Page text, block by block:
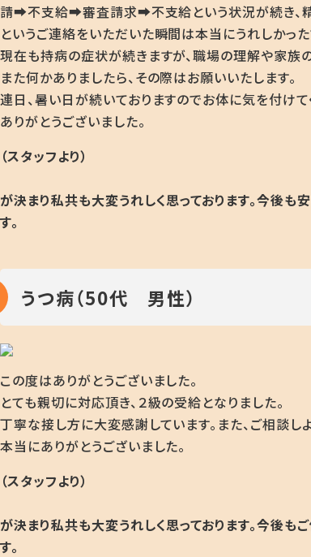
請➡不支給➡審査請求➡不支給という状況が続き、精
というご連絡をいただいた瞬間は本当にうれしかったで
現在も持病の症状が続きますが、職場の理解や家族
また何かありましたら、その際はお願いいたします。
連日、暑い日が続いておりますのでお体に気を付けて
ありがとうございました。
（スタッフより）
が決まり私共も大変うれしく思っております。今後も
す。
うつ病（50代 男性）
この度はありがとうございました。
とても親切に対応頂き、２級の受給となりました。
丁寧な接し方に大変感謝しています。また、ご相談し
本当にありがとうございました。
（スタッフより）
が決まり私共も大変うれしく思っております。今後も
す。